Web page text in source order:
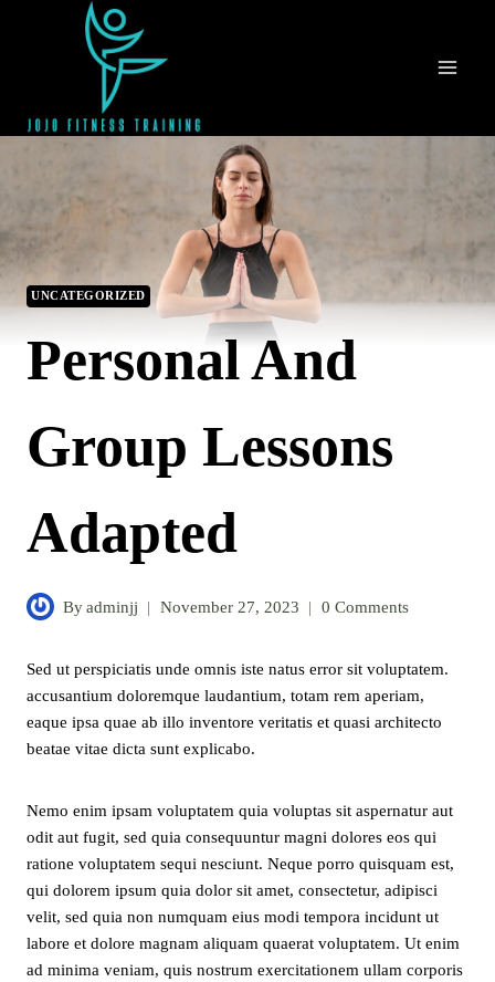
UNCATEGORIZED
Personal And
Group Lessons
Adapted
Byadminjj November 27, 2023 0 Comments
Sed ut perspiciatis unde omnis iste natus error sit voluptatem.
accusantium doloremque laudantium, totam rem aperiam,
eaque ipsa quae ab illo inventore veritatis et quasi architecto
beatae vitae dicta sunt explicabo.
Nemo enim ipsam voluptatem quia voluptas sit aspernatur aut
odit aut fugit, sed quia consequuntur magni dolores eos qui
ratione voluptatem sequi nesciunt. Neque porro quisquam est,
qui dolorem ipsum quia dolor sit amet, consectetur, adipisci
velit, sed quia non numquam eius modi tempora incidunt ut
labore et dolore magnam aliquam quaerat voluptatem. Ut enim
ad minima veniam, quis nostrum exercitationem ullam corporis